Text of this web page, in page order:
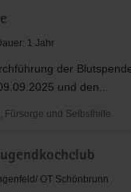
1 Jahr
der
und den...
Fürsorge und Selbsthilfe
OT Schönbrunn